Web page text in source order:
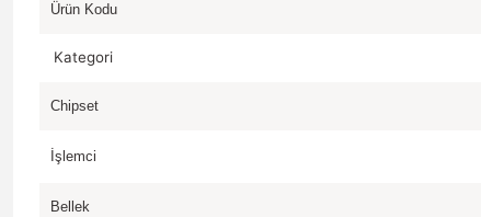
Ürün Kodu
Kategori
Chipset
İşlemci
Bellek